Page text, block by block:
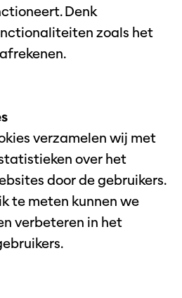
Denk
zoals het
verzamelen wij met
over het
door de gebruikers.
te meten kunnen we
verbeteren in het